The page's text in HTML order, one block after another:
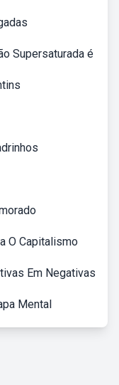
Supersaturada é
O Capitalismo
Em Negativas
Mental